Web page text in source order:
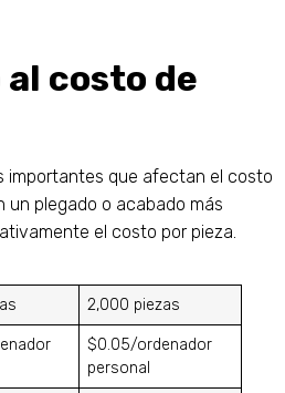
costo de
importantes que afectan el costo
un plegado o acabado más
el costo por pieza.
2,000 piezas
$0.05/ordenador
personal